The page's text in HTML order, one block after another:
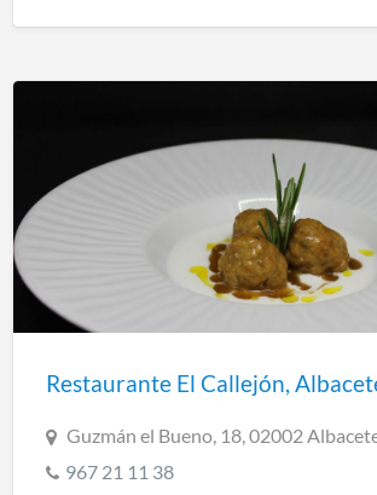
Restaurante El Callejón,
Guzmán el Bueno, 18, 02002
967 21 11 38